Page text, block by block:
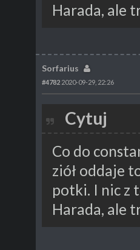
Harada, ale
Sorfarius
#4782 2020-09-29, 22:26
Cytuj
Co do
ziół oddaje
potki. I nic z
Harada, ale